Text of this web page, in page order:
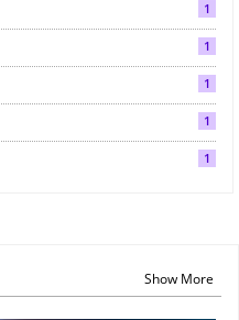
1
1
1
1
1
Show More